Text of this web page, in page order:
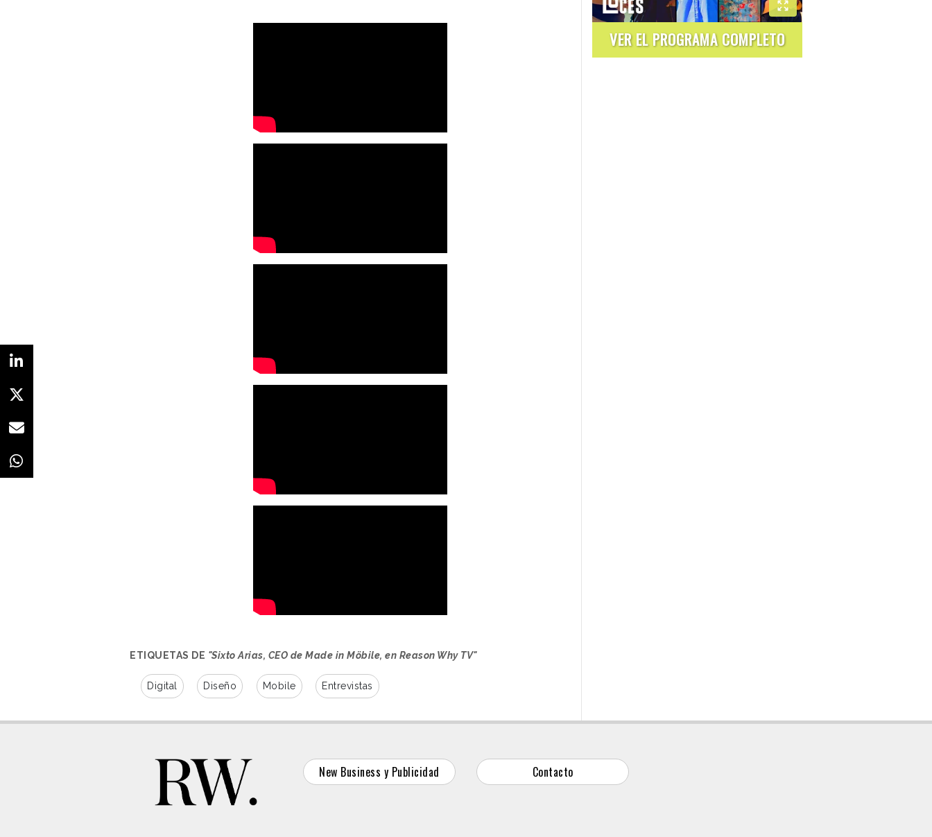
ETIQUETAS DE "Sixto Arias, CEO de Made in Möbile, en Reason Why TV"
Digital Diseño Mobile Entrevistas
VER EL PROGRAMA COMPLETO
New Business y Publicidad Contacto